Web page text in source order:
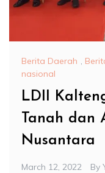
Berita Daerah ,
nasional
LDII
Tanah dan
Nusantara
March 12, 2022 By